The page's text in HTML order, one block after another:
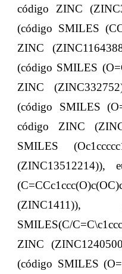
código ZINC
(código SMILES
ZINC
(código SMILES
ZINC
(código SMILES
código ZINC
SMILES
(ZINC13512214)),
(ZINC1411)),
SMILES(C/
ZINC
(código SMILES